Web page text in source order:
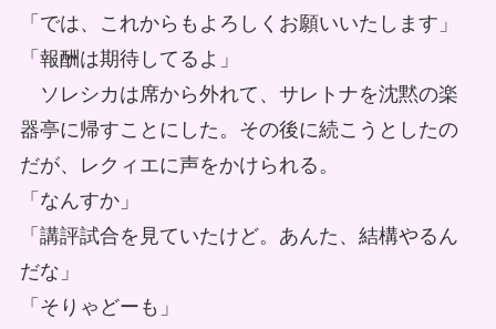
「では、これからもよろしくお願いいたします」
「報酬は期待してるよ」
ソレシカは席から外れて、サレトナを沈黙の楽
器亭に帰すことにした。その後に続こうとしたの
だが、レクィエに声をかけられる。
「なんすか」
「講評試合を見ていたけど。あんた、結構やるん
だな」
「そりゃどーも」